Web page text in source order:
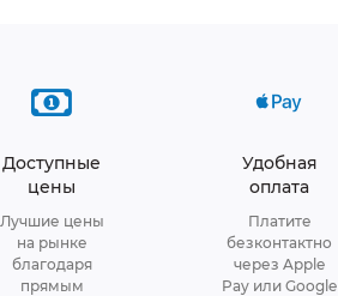
Доступные
цены
Лучшие цены
на рынке
благодаря
прямым
Удобная
оплата
Платите
безконтактно
через Apple
Pay или Google